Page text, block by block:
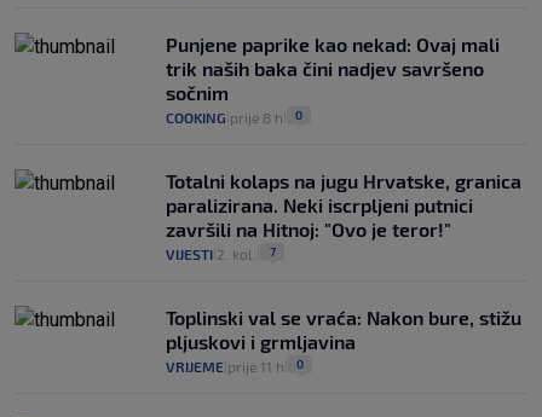
Punjene paprike kao nekad: Ovaj mali
trik naših baka čini nadjev savršeno
sočnim
COOKING prije 8 h 0
Totalni kolaps na jugu Hrvatske, granica
paralizirana. Neki iscrpljeni putnici
završili na Hitnoj: "Ovo je teror!"
VIJESTI 2. kol. 7
Toplinski val se vraća: Nakon bure, stižu
pljuskovi i grmljavina
VRIJEME prije 11 h 0